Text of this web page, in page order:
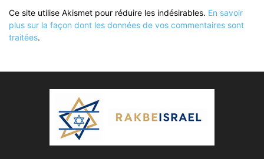
Ce site utilise Akismet pour réduire les indésirables. En savoir
plus sur la façon dont les données de vos commentaires sont
traitées.